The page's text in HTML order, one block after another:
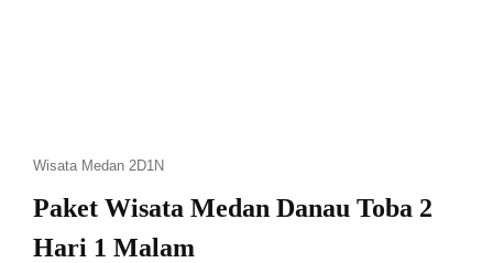
Wisata Medan 2D1N
Paket Wisata Medan Danau Toba 2
Hari 1 Malam